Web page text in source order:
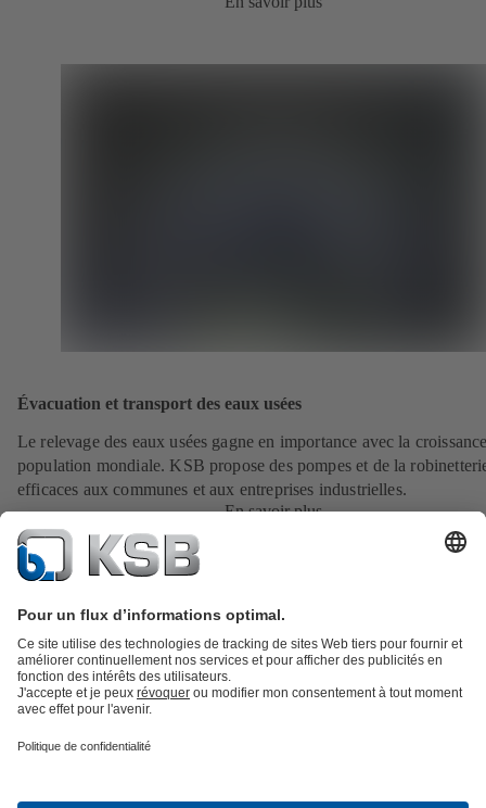
Évacuation et transport des eaux usées
Le relevage des eaux usées gagne en importance avec la
population mondiale. KSB propose des pompes et de la
efficaces aux communes et aux entreprises industrielles.
En savoir plus